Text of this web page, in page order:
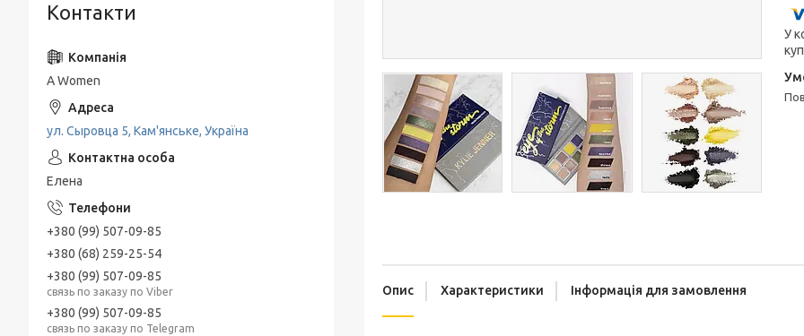
У
Опис Характеристики Інформація для замовлення
Контакти
A Women
ул. Сыровца 5, Кам'янське, Україна
Елена
+380 (99) 507-09-85
+380 (68) 259-25-54
+380 (99) 507-09-85
связь по заказу по Viber
+380 (99) 507-09-85
связь по заказу по Telegram